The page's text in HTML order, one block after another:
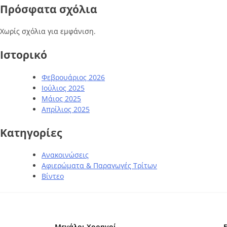
Πρόσφατα σχόλια
Χωρίς σχόλια για εμφάνιση.
Ιστορικό
Φεβρουάριος 2026
Ιούλιος 2025
Μάιος 2025
Απρίλιος 2025
Kατηγορίες
Ανακοινώσεις
Αφιερώματα & Παραγωγές Τρίτων
Βίντεο